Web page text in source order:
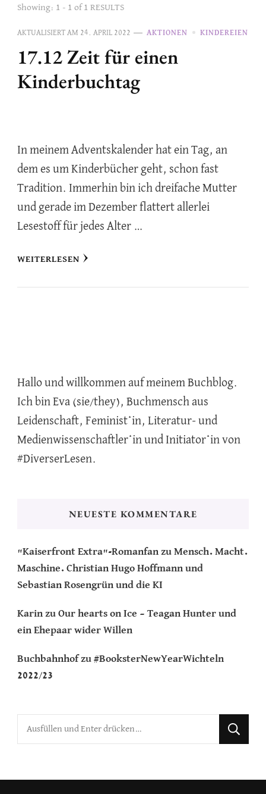
Showing: 1 - 1 of 1 RESULTS
AKTUALISIERT AM 24. APRIL 2022 AKTIONEN KINDEREIEN
17.12 Zeit für einen
Kinderbuchtag
In meinem Adventskalender hat ein Tag, an
dem es um Kinderbücher geht, schon fast
Tradition. Immerhin bin ich dreifache Mutter
und gerade im Dezember flattert allerlei
Lesestoff für jedes Alter …
WEITERLESEN
Hallo und willkommen auf meinem Buchblog.
Ich bin Eva (sie/they), Buchmensch aus
Leidenschaft, Feminist*in, Literatur- und
Medienwissenschaftler*in und Initiator*in von
#DiverserLesen.
NEUESTE KOMMENTARE
"Kaiserfront Extra"-Romanfan zu Mensch. Macht.
Maschine. Christian Hugo Hoffmann und
Sebastian Rosengrün und die KI
Karin zu Our hearts on Ice – Teagan Hunter und
ein Ehepaar wider Willen
Buchbahnhofzu #BooksterNewYearWichteln
2022/23
Suchst
du